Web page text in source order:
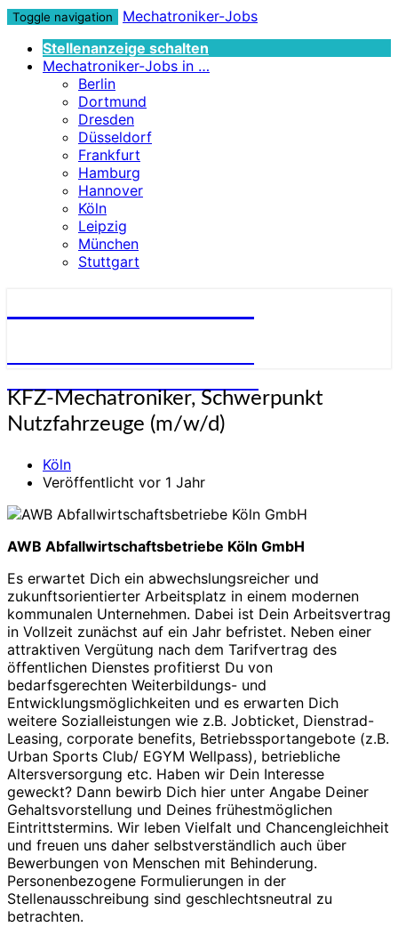
Toggle navigation
Mechatroniker-Jobs
Stellenanzeige schalten
Mechatroniker-Jobs in …
Berlin
Dortmund
Dresden
Düsseldorf
Frankfurt
Hamburg
Hannover
Köln
Leipzig
München
Stuttgart
KFZ-
Mechatroniker,
Schwerpunkt
(m/w/d)
KFZ-Mechatroniker, Schwerpunkt
Nutzfahrzeuge (m/w/d)
Köln
Veröffentlicht vor 1 Jahr
AWB Abfallwirtschaftsbetriebe Köln GmbH
Es erwartet Dich ein abwechslungsreicher und
zukunftsorientierter Arbeitsplatz in einem modernen
kommunalen Unternehmen. Dabei ist Dein Arbeitsvertrag
in Vollzeit zunächst auf ein Jahr befristet. Neben einer
attraktiven Vergütung nach dem Tarifvertrag des
öffentlichen Dienstes profitierst Du von
bedarfsgerechten Weiterbildungs- und
Entwicklungsmöglichkeiten und es erwarten Dich
weitere Sozialleistungen wie z.B. Jobticket, Dienstrad-
Leasing, corporate benefits, Betriebssportangebote (z.B.
Urban Sports Club/ EGYM Wellpass), betriebliche
Altersversorgung etc. Haben wir Dein Interesse
geweckt? Dann bewirb Dich hier unter Angabe Deiner
Gehaltsvorstellung und Deines frühestmöglichen
Eintrittstermins. Wir leben Vielfalt und Chancengleichheit
und freuen uns daher selbstverständlich auch über
Bewerbungen von Menschen mit Behinderung.
Personenbezogene Formulierungen in der
Stellenausschreibung sind geschlechtsneutral zu
betrachten.